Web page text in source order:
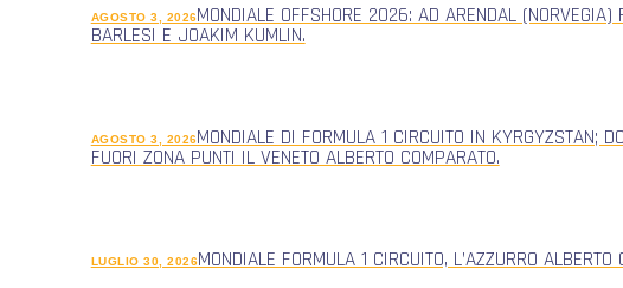
AGOSTO 3, 2026MONDIALE OFFSHORE 2026: AD ARENDAL
BARLESI E JOAKIM KUMLIN.
AGOSTO 3, 2026MONDIALE DI FORMULA 1 CIRCUITO IN KYRGYZSTAN;
FUORI ZONA PUNTI IL VENETO ALBERTO COMPARATO.
LUGLIO 30, 2026MONDIALE FORMULA 1 CIRCUITO, L’AZZURRO